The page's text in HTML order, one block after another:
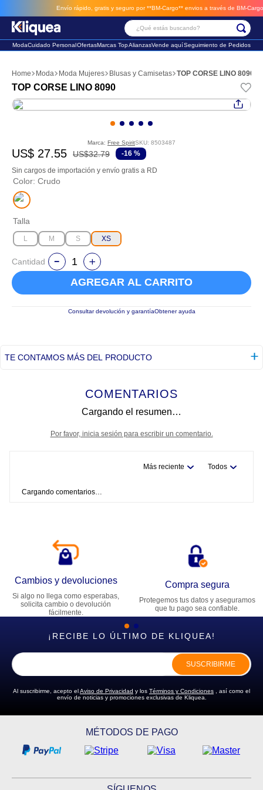
Envío rápido, gratis y seguro por **BM-Cargo** envios a través de BM-Cargo
¿Qué estás buscando?
ModaCuidado PersonalOfertasMarcas TopAlianzasVende aquíSeguimiento de Pedidos
Moda Moda Mujeres Blusas y Camisetas TOP CORSE LINO 8090
TOP CORSE LINO 8090
Marca: Free SpiritSKU: 8503487
US$ 27.55 US$32.79 -16 %
Sin cargos de importación y envío gratis a RD
Color: Crudo
Talla
L M S XS
Cantidad
AGREGAR AL CARRITO
Consultar devolución y garantíaObtener ayuda
TE CONTAMOS MÁS DEL PRODUCTO
COMENTARIOS
Cargando el resumen…
Por favor, inicia sesión para escribir un comentario.
Más reciente Todos
Cargando comentarios…
Cambios y devoluciones
Si algo no llega como esperabas,
solicita cambio o devolución
fácilmente.
Compra segura
Protegemos tus datos y aseguramos
que tu pago sea confiable.
¡RECIBE LO ÚLTIMO DE KLIQUEA!
SUSCRIBIRME
Al suscribirme, acepto elAviso de Privacidad y los Términos y Condiciones , así como el
envío de noticias y promociones exclusivas de Kliquea.
MÉTODOS DE PAGO
2. futbol